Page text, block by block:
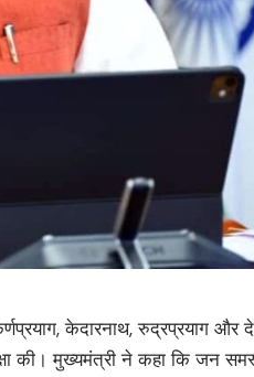
केदारनाथ, रुद्रप्रयाग और
की। मुख्यमंत्री ने कहा कि जन